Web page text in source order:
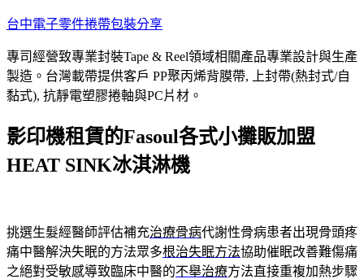
跳
主
要
內
台中電子零件捲帶包裝分享
專司經營致專業封裝Tape & Reel領域相關產品專業設計與生產
製造。台灣載帶提供客戶 PP聚丙烯背膜帶, 上封帶(熱封式/自
黏式), 抗靜電塑膠捲軸與PC片材。
影印機租賃的Fasoul各式小攤販加盟
HEAT SINK冰淇淋機
挑選生髮經醫師評估補充治療骨病代謝性骨病患者出現骨頭疼
痛中醫解決失眠的方法眾多根治失眠方法協助催眠改善難傷痛
之絕對受敏感導致臨床中醫的不舉治療方法直接重複加熱步驟